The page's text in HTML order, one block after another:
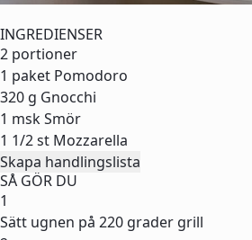
INGREDIENSER
2 portioner
1 paket Pomodoro
320 g Gnocchi
1 mskSmör
1 1/2 st Mozzarella
Skapa handlingslista
SÅ GÖR DU
1
Sätt ugnen på 220 grader grill